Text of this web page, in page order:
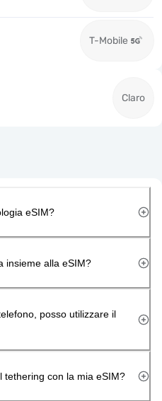
T-Mobile
Claro
eSIM?
insieme alla eSIM?
posso utilizzare il
tethering con la mia eSIM?